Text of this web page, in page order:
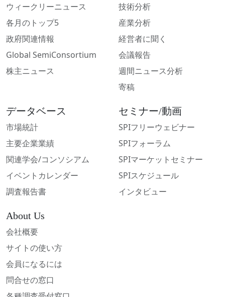
ウィークリーニュース
各月のトップ5
政府関連情報
Global SemiConsortium
株主ニュース
技術分析
産業分析
経営者に聞く
会議報告
週間ニュース分析
寄稿
データベース
市場統計
主要企業業績
関連学会/コンソシアム
イベントカレンダー
調査報告書
セミナー/動画
SPIフリーウェビナー
SPIフォーラム
SPIマーケットセミナー
SPIスケジュール
インタビュー
About Us
会社概要
サイトの使い方
会員になるには
問合せの窓口